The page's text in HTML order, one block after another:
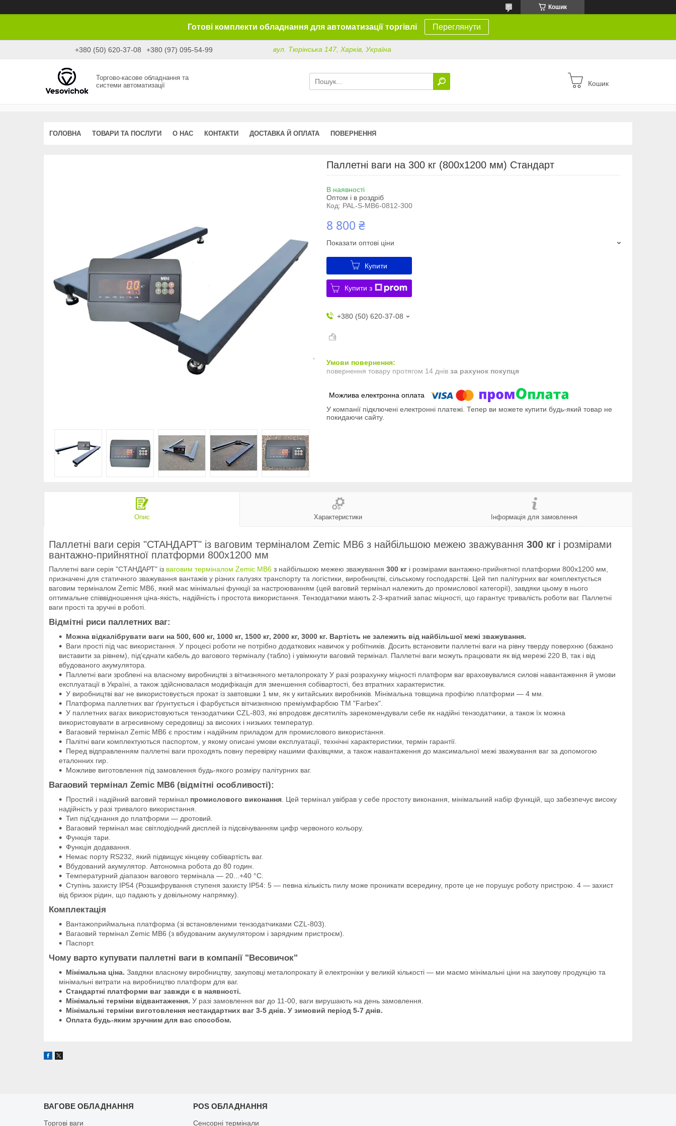
Кошик
Готові комплекти обладнання для автоматизації торгівлі Переглянути
+380 (50) 620-37-08 +380 (97) 095-54-99 вул. Тюрінська 147, Харків, Україна
Торгово-касове обладнання та
системи автоматизації
Кошик
ГОЛОВНА ТОВАРИ ТА ПОСЛУГИ О НАС КОНТАКТИ ДОСТАВКА Й ОПЛАТА ПОВЕРНЕННЯ
Паллетні ваги на 300 кг (800х1200 мм) Стандарт
В наявності
Оптом і в роздріб
Код: PAL-S-MB6-0812-300
8 800 ₴
Показати оптові ціни
Купити
Купити з
+380 (50) 620-37-08
повернення товару протягом 14 днів за рахунок покупця
У компанії підключені електронні платежі. Тепер ви можете купити будь-який товар не
покидаючи сайту.
Опис Характеристики Інформація для замовлення
Паллетні ваги серія "СТАНДАРТ" із ваговим терміналом Zemic MB6 з найбільшою межею зважування 300 кг і розмірами
вантажно-прийнятної платформи 800х1200 мм
Паллетні ваги серія "СТАНДАРТ" із ваговим терміналом Zemic MB6 з найбільшою межею зважування 300 кг і розмірами вантажно-прийнятної платформи 800х1200 мм,
призначені для статичного зважування вантажів у різних галузях транспорту та логістики, виробництві, сільському господарстві. Цей тип палітурних ваг комплектується
ваговим терміналом Zemic MB6, який має мінімальні функції за настроюванням (цей ваговий термінал належить до промислової категорії), завдяки цьому в нього
оптимальне співвідношення ціна-якість, надійність і простота використання. Тензодатчики мають 2-3-кратний запас міцності, що гарантує тривалість роботи ваг. Паллетні
ваги прості та зручні в роботі.
Відмітні риси паллетних ваг:
Можна відкалібрувати ваги на 500, 600 кг, 1000 кг, 1500 кг, 2000 кг, 3000 кг. Вартість не залежить від найбільшої межі зважування.
Ваги прості під час використання. У процесі роботи не потрібно додаткових навичок у робітників. Досить встановити паллетні ваги на рівну тверду поверхню (бажано
виставити за рівнем), під'єднати кабель до вагового терміналу (табло) і увімкнути ваговий термінал. Паллетні ваги можуть працювати як від мережі 220 В, так і від
вбудованого акумулятора.
Паллетні ваги зроблені на власному виробництві з вітчизняного металопрокату У разі розрахунку міцності платформ ваг враховувалися силові навантаження й умови
експлуатації в Україні, а також здійснювалася модифікація для зменшення собівартості, без втратних характеристик.
У виробництві ваг не використовується прокат із завтовшки 1 мм, як у китайських виробників. Мінімальна товщина профілю платформи — 4 мм.
Платформа паллетних ваг ґрунтується і фарбується вітчизняною преміумфарбою ТМ "Farbex".
У паллетних вагах використовуються тензодатчики CZL-803, які впродовж десятиліть зарекомендували себе як надійні тензодатчики, а також їх можна
використовувати в агресивному середовищі за високих і низьких температур.
Вагаовий термінал Zemic MB6 є простим і надійним приладом для промислового використання.
Палітні ваги комплектуються паспортом, у якому описані умови експлуатації, технічні характеристики, термін гарантії.
Перед відправленням паллетні ваги проходять повну перевірку нашими фахівцями, а також навантаження до максимальної межі зважування ваг за допомогою
еталонних гир.
Можливе виготовлення під замовлення будь-якого розміру палітурних ваг.
Вагаовий термінал Zemic MB6 (відмітні особливості):
Простий і надійний ваговий термінал промислового виконання . Цей термінал увібрав у себе простоту виконання, мінімальний набір функцій, що забезпечує високу
надійність у разі тривалого використання.
Тип під'єднання до платформи — дротовий.
Вагаовий термінал має світлодіодний дисплей із підсвічуванням цифр червоного кольору.
Функція тари.
Функція додавання.
Немає порту RS232, який підвищує кінцеву собівартість ваг.
Вбудований акумулятор. Автономна робота до 80 годин.
Температурний діапазон вагового термінала — 20...+40 °C.
Ступінь захисту IP54 (Розшифрування ступеня захисту IP54: 5 — певна кількість пилу може проникати всередину, проте це не порушує роботу пристрою. 4 — захист
від бризок рідин, що падають у довільному напрямку).
Комплектація
Вантажоприймальна платформа (зі встановленими тензодатчиками CZL-803).
Вагаовий термінал Zemic MB6 (з вбудованим акумулятором і зарядним пристроєм).
Паспорт.
Чому варто купувати паллетні ваги в компанії "Весовичок"
Мінімальна ціна. Завдяки власному виробництву, закуповці металопрокату й електроніки у великій кількості — ми маємо мінімальні ціни на закупову продукцію та
мінімальні витрати на виробництво платформ для ваг.
Стандартні платформи ваг завжди є в наявності.
Мінімальні терміни відвантаження. У разі замовлення ваг до 11-00, ваги вирушають на день замовлення.
Мінімальні терміни виготовлення нестандартних ваг 3-5 днів. У зимовий період 5-7 днів.
Оплата будь-яким зручним для вас способом.
ВАГОВЕ ОБЛАДНАННЯ
Торгові ваги
POS ОБЛАДНАННЯ
Сенсорні термінали